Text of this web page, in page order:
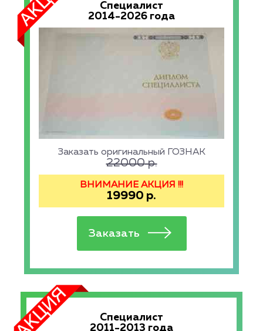
Специалист
2014-2026 года
Заказать оригинальный ГОЗНАК
22000р.
ВНИМАНИЕ АКЦИЯ !!!
19990 р.
Специалист
2011-2013 года